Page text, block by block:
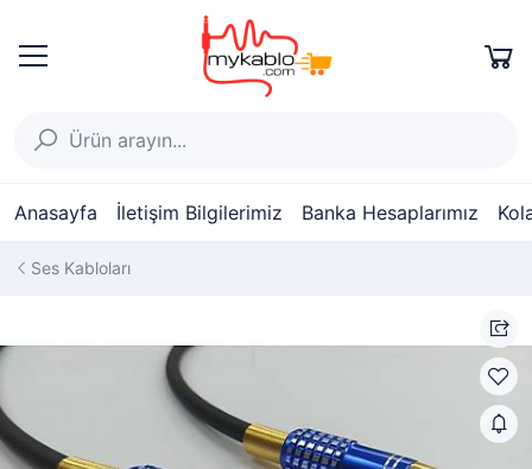
Anasayfa İletişim Bilgilerimiz Banka Hesaplarımız
Ses Kabloları